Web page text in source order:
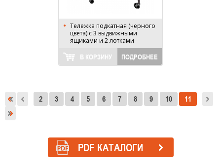
Тележка подкатная (черного
цвета) с 3 выдвижными
ящиками и 2 лотками
В КОРЗИНУ ПОДРОБНЕЕ
2 3 4 5 6 7 8 9 10 11
PDF КАТАЛОГИ